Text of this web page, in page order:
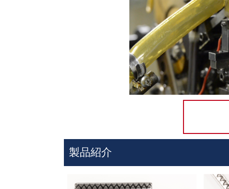
製品紹介